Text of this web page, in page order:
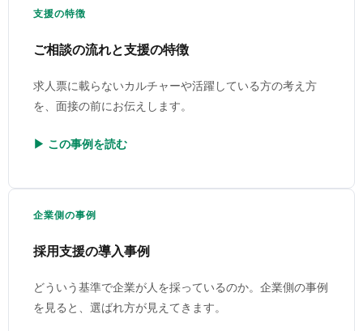
支援の特徴
ご相談の流れと支援の特徴
求人票に載らないカルチャーや活躍している方の考え方
を、面接の前にお伝えします。
▶ この事例を読む
企業側の事例
採用支援の導入事例
どういう基準で企業が人を採っているのか。企業側の事例
を見ると、選ばれ方が見えてきます。